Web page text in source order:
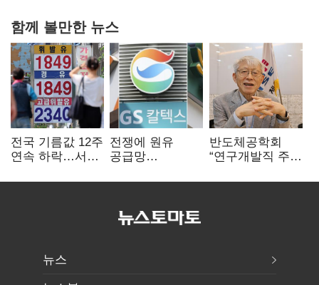
함께 볼만한 뉴스
전국 기름값 12주
연속 하락…서울
전쟁에 원유
공급망
정유, 에너지안보
반도체공학회
“연구개발직 주
개선해야”
뉴스